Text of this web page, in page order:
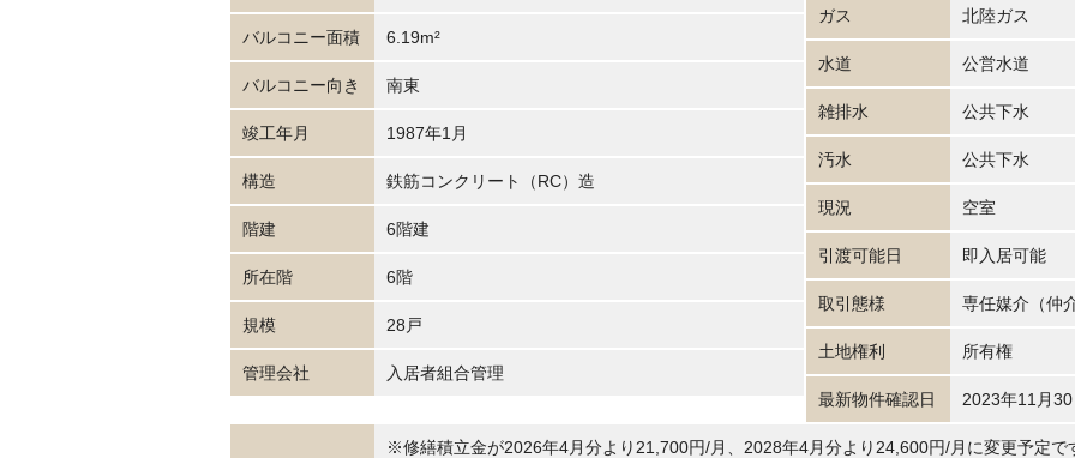
バルコニー面積 6.19m²
バルコニー向き 南東
竣工年月 1987年1月
構造 鉄筋コンクリート（RC）造
階建 6階建
所在階 6階
規模 28戸
管理会社 入居者組合管理
ガス 北陸ガス
水道 公営水道
雑排水 公共下水
汚水 公共下水
現況 空室
引渡可能日 即入居可能
取引態様 専任媒介（仲介
土地権利 所有権
最新物件確認日 2023年11月30
※修繕積立金が2026年4月分より21,700円/月、2028年4月分より24,600円/月に変更予定で